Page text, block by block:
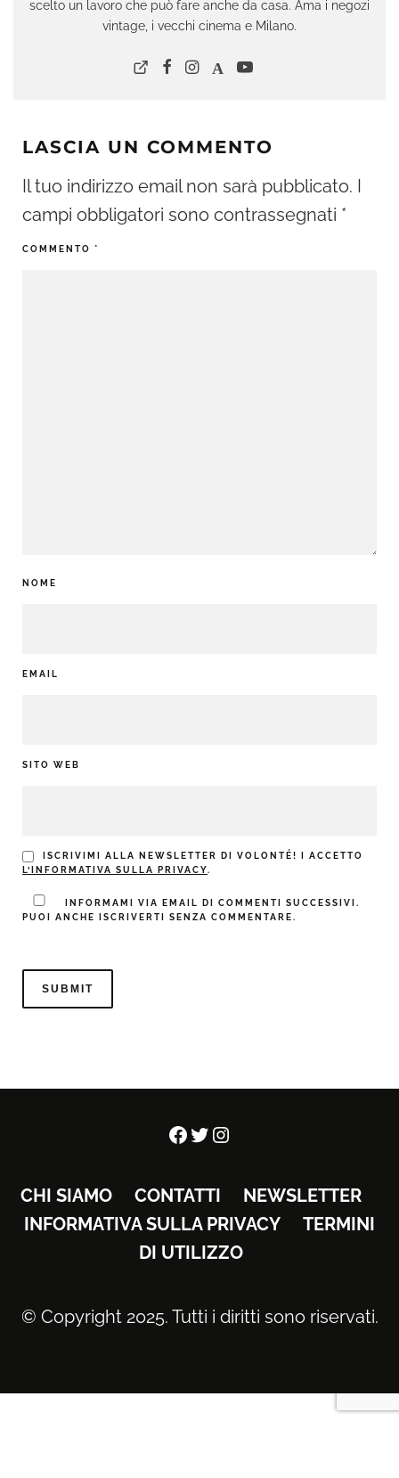
scelto un lavoro che può fare anche da casa. Ama i negozi
vintage, i vecchi cinema e Milano.
LASCIA UN COMMENTO
Il tuo indirizzo email non sarà pubblicato. I
campi obbligatori sono contrassegnati *
COMMENTO *
NOME
EMAIL
SITO WEB
ISCRIVIMI ALLA NEWSLETTER DI VOLONTÉ! I ACCETTO
L’INFORMATIVA SULLA PRIVACY.
INFORMAMI VIA EMAIL DI COMMENTI SUCCESSIVI.
PUOI ANCHE ISCRIVERTI SENZA COMMENTARE.
Facebook
Twitter
Instagram
CHI SIAMO CONTATTI
NEWSLETTER
INFORMATIVA SULLA PRIVACY
TERMINI
DI UTILIZZO
© Copyright 2025. Tutti i diritti sono riservati.